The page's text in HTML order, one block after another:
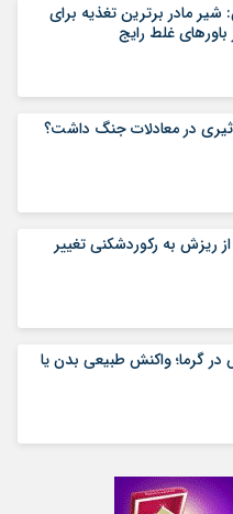
مادر برترین تغذیه برای
غلط رایج
نصر ۲ چه تاثیری در معادلات جنگ داشت؟
ریزش به رکوردشکنی تغییر
گرما؛ واکنش طبیعی بدن یا